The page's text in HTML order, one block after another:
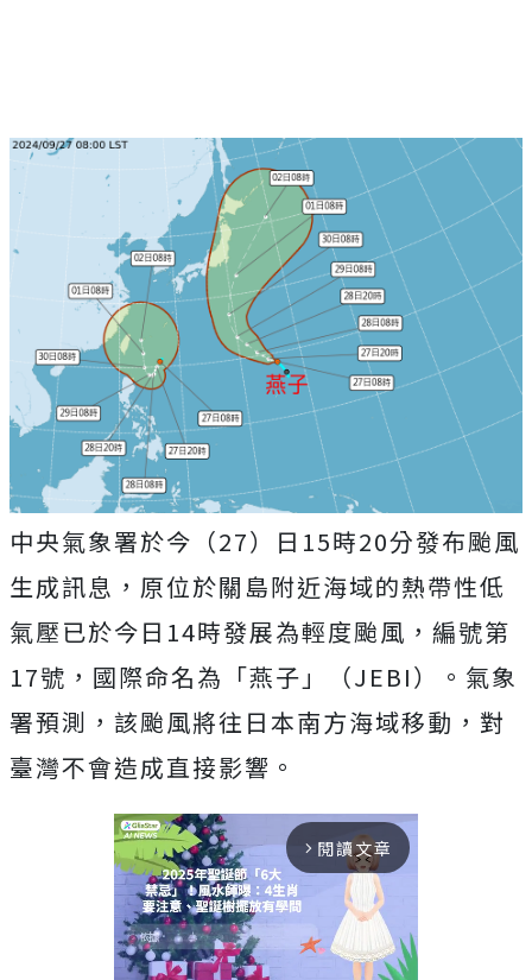
中央氣象署於今（27）日15時20分發布颱風
生成訊息，原位於關島附近海域的熱帶性低
氣壓已於今日14時發展為輕度颱風，編號第
17號，國際命名為「燕子」（JEBI）。氣象
署預測，該颱風將往日本南方海域移動，對
臺灣不會造成直接影響。
arrow_forward_ios 閱讀文章